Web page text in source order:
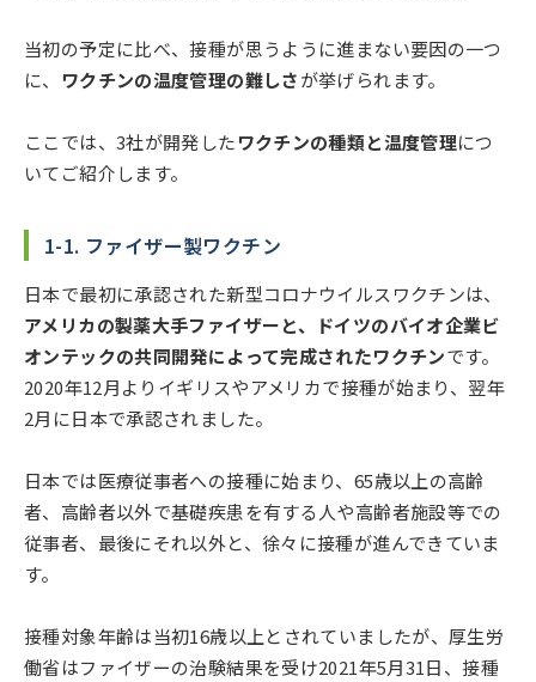
当初の予定に比べ、接種が思うように進まない要因の一つ
に、
ワクチンの温度管理の難しさが挙げられます。
ここでは、3社が開発したワクチンの種類と温度管理につ
いてご紹介します。
1-1. ファイザー製ワクチン
日本で最初に承認された新型コロナウイルスワクチンは、
アメリカの製薬大手ファイザーと、ドイツのバイオ企業ビ
オンテックの共同開発によって完成されたワクチンです。
2020年12月よりイギリスやアメリカで接種が始まり、翌年
2月に日本で承認されました。
日本では医療従事者への接種に始まり、65歳以上の高齢
者、高齢者以外で基礎疾患を有する人や高齢者施設等での
従事者、最後にそれ以外と、徐々に接種が進んできていま
す。
接種対象年齢は当初16歳以上とされていましたが、厚生労
働省はファイザーの治験結果を受け2021年5月31日、接種